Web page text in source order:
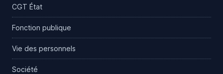
CGT État
Fonction publique
Vie des personnels
Société